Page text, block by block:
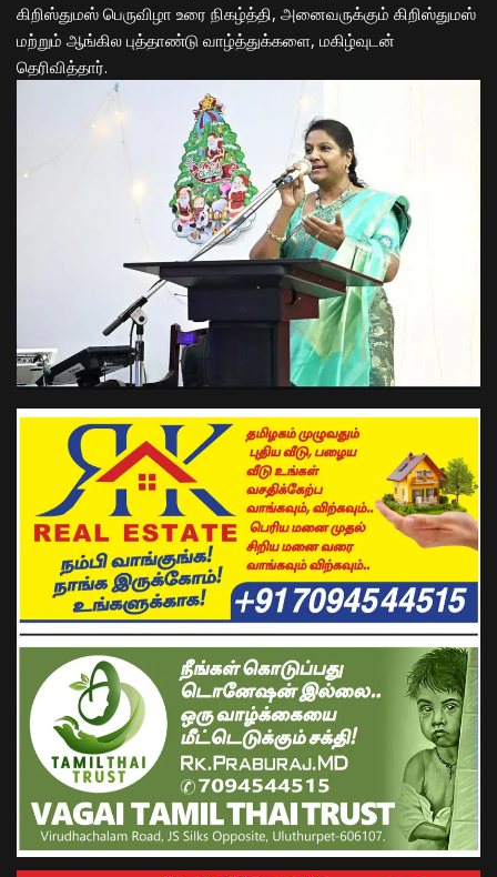
கிறிஸ்துமஸ் பெருவிழா உரை நிகழ்த்தி, அனைவருக்கும் கிறிஸ்துமஸ்
மற்றும் ஆங்கில புத்தாண்டு வாழ்த்துக்களை, மகிழ்வுடன்
தெரிவித்தார்.